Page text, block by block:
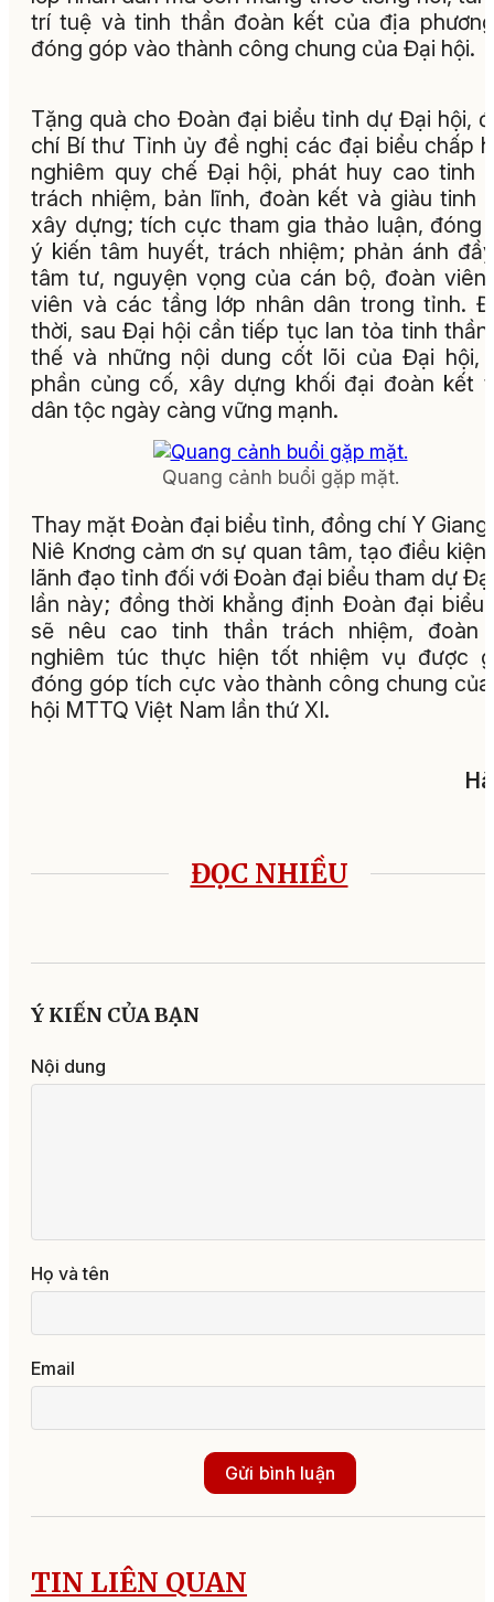
trí tuệ và tinh thần đoàn kết của địa
đóng góp vào thành công chung của Đại hội.
Tặng quà cho Đoàn đại biểu tỉnh dự Đại hội,
chí Bí thư Tỉnh ủy đề nghị các đại biểu chấp
nghiêm quy chế Đại hội, phát huy cao tinh
trách nhiệm, bản lĩnh, đoàn kết và giàu tinh
xây dựng; tích cực tham gia thảo luận, đóng
ý kiến tâm huyết, trách nhiệm; phản ánh
tâm tư, nguyện vọng của cán bộ, đoàn
viên và các tầng lớp nhân dân trong tỉnh.
thời, sau Đại hội cần tiếp tục lan tỏa tinh
thế và những nội dung cốt lõi của Đại hội,
phần củng cố, xây dựng khối đại đoàn kết
dân tộc ngày càng vững mạnh.
Quang cảnh buổi gặp mặt.
Thay mặt Đoàn đại biểu tỉnh, đồng chí Y Giang
Niê Knơng cảm ơn sự quan tâm, tạo điều kiện
lãnh đạo tỉnh đối với Đoàn đại biểu tham dự
lần này; đồng thời khẳng định Đoàn đại biểu
sẽ nêu cao tinh thần trách nhiệm, đoàn
nghiêm túc thực hiện tốt nhiệm vụ được
đóng góp tích cực vào thành công chung
hội MTTQ Việt Nam lần thứ XI.
ĐỌC NHIỀU
Ý KIẾN CỦA BẠN
Nội dung
Họ và tên
Email
Gửi bình luận
TIN LIÊN QUAN